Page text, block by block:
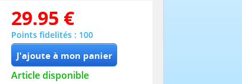
29.95 €
Points fidelités : 100
Article disponible